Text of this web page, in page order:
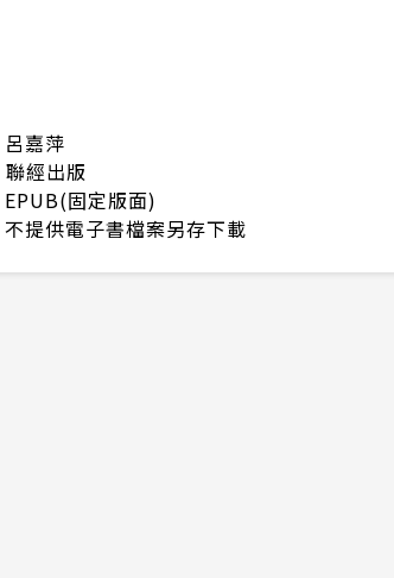
呂嘉萍
聯經出版
EPUB(固定版面)
不提供電子書檔案另存下載